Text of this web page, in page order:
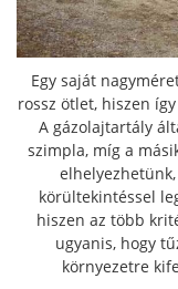
Egy saját
rossz ötlet, hiszen
A gázolajtartály
szimpla, míg a
körültekintéssel
hiszen az több
ugyanis, hogy
környezetre